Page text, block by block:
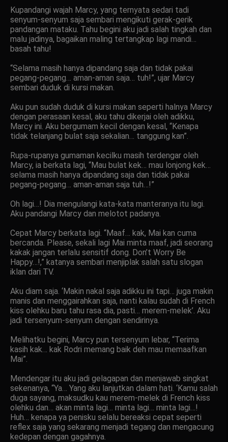
Kupandangi wajah Marcy, yang ternyata sedari tadi
senyum-senyum saja sembari mengikuti gerak-gerik
pandangan mataku. Tahu begini aku jadi salah tingkah dan
malu jadinya, bagaikan maling tertangkap lagi mandi…
basah tahu!
“Selama masih hanya dipandang saja dan tidak pakai
pegang-pegang… aman-aman saja… tuh!”, ujar Marcy
sembari duduk di kursi makan.
Aku pun sudah duduk di kursi makan seperti halnya Marcy
dengan perasaan kesal, aku tahu dikerjai oleh adikku,
Marcy ini. Aku bergumam kecil dengan kesal, “Kenapa
tidak telanjang bulat saja sekalian… tanggung kan”.
Rupa-rupanya gumaman kecilku masih terdengar oleh
Marcy, ia berkata lagi, “Mau bulat kek… mau lonjong kek…
selama masih hanya dipandang saja dan tidak pakai
pegang-pegang… aman-aman saja tuh…!”
Oh lagi…! Dia mengulangi kata-kata manteranya itu lagi.
Aku pandangi Marcy dan melotot padanya.
Cepat Marcy berkata lagi. “Maaf… kak, Mai kan cuma
bercanda. Please, sekali lagi Mai minta maaf, jadi seorang
kakak jangan terlalu sensitif dong. Don’t Worry Be
Happy…!,” katanya sembari menjiplak salah satu slogan
iklan dari TV.
Aku diam saja. ‘Makin nakal saja adikku ini tapi… juga makin
manis dan menggairahkan saja, nanti kalau sudah di French
kiss olehku baru tahu rasa dia, pasti… merem-melek’. Aku
jadi tersenyum-senyum dengan sendirinya.
Melihatku begini, Marcy pun tersenyum lebar, “Terima
kasih kak… kak Rodri memang baik deh mau memaafkan
Mai”.
Mendengar itu aku jadi gelagapan dan menjawab singkat
sekenanya, “Ya… Yang aku lanjutkan dalam hati. ‘Kamu salah
duga sayang, maksudku kau merem-melek di French kiss
olehku dan… akan minta lagi… minta lagi… minta lagi…!
Huh… kenapa ya penisku selalu bereaksi cepat seperti
reflex saja yang sekarang menjadi tegang dan mengacung
kedepan dengan gagahnya.